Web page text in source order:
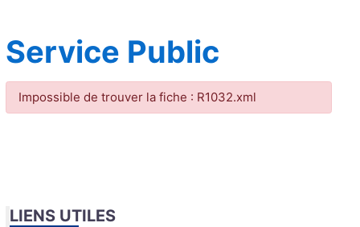
Service Public
Impossible de trouver la fiche : R1032.xml
LIENS UTILES